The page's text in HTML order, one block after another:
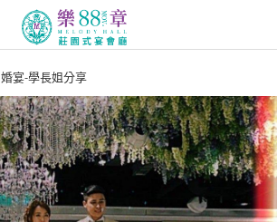
婚宴-學長姐分享